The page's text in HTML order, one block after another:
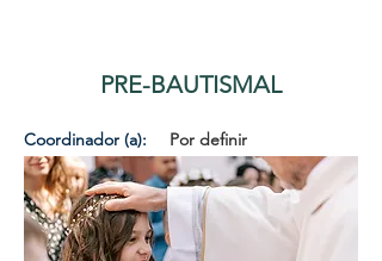
PRE-BAUTISMAL
Coordinador (a): Por definir